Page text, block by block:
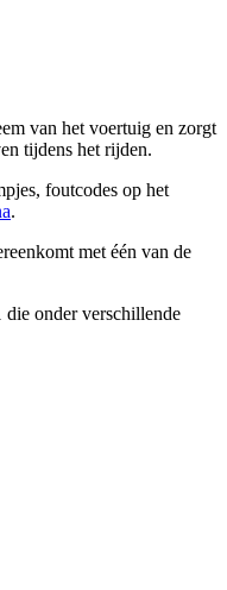
van het voertuig en zorgt
tijdens het rijden.
foutcodes op het
.
met één van de
die onder verschillende